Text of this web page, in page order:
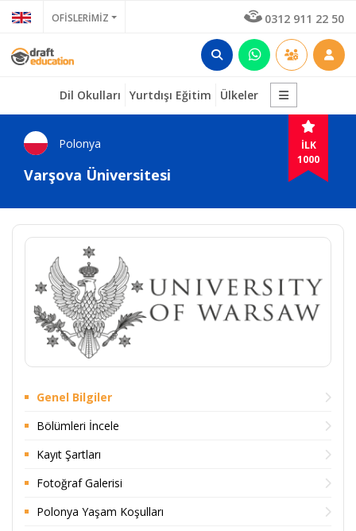
OFİSLERİMİZ 0312 911 22 50
Dil Okulları Yurtdışı Eğitim Ülkeler
İLK
1000
Polonya
Varşova Üniversitesi
Genel Bilgiler
Bölümleri İncele
Kayıt Şartları
Fotoğraf Galerisi
Polonya Yaşam Koşulları